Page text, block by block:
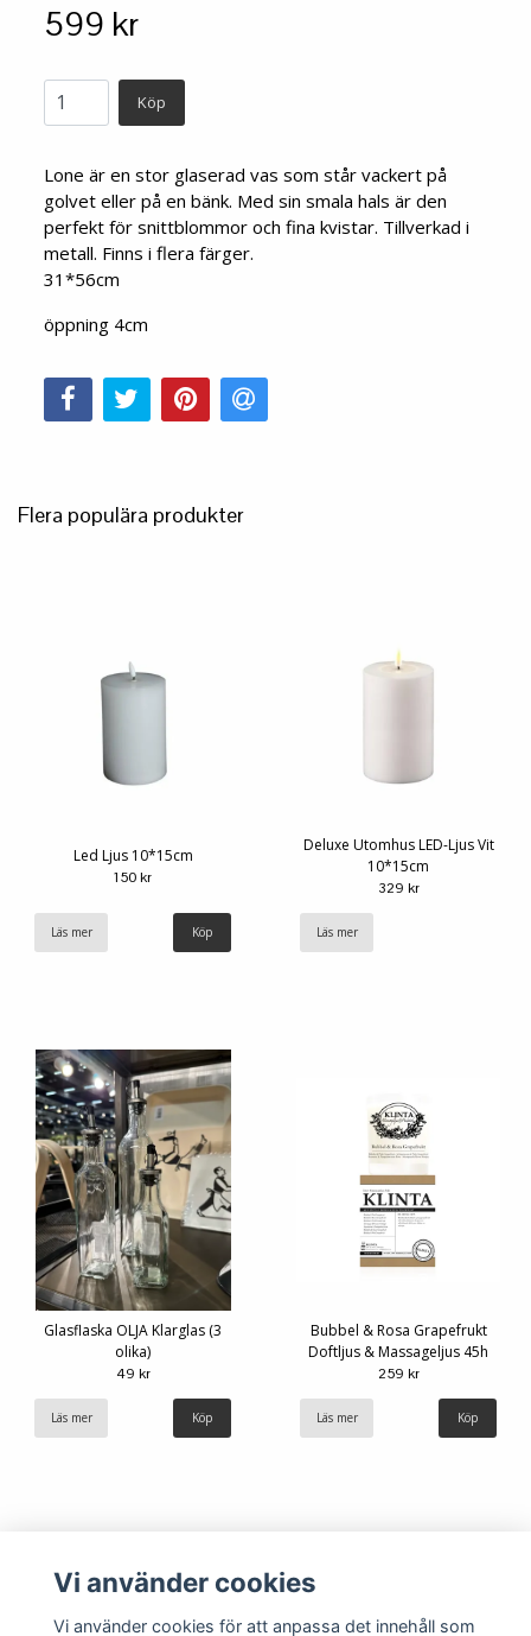
599 kr
Köp
Lone är en stor glaserad vas som står vackert på
golvet eller på en bänk. Med sin smala hals är den
perfekt för snittblommor och fina kvistar. Tillverkad i
metall. Finns i flera färger.
31*56cm
öppning 4cm
Flera populära produkter
Led Ljus 10*15cm
150 kr
Läs mer
Deluxe Utomhus LED-Ljus Vit
10*15cm
329 kr
Läs mer
Glasflaska OLJA Klarglas (3
olika)
49 kr
Läs mer Köp
Bubbel & Rosa Grapefrukt
Doftljus & Massageljus 45h
259 kr
Läs mer
Vi använder cookies
Vi använder cookies för att anpassa det innehåll som